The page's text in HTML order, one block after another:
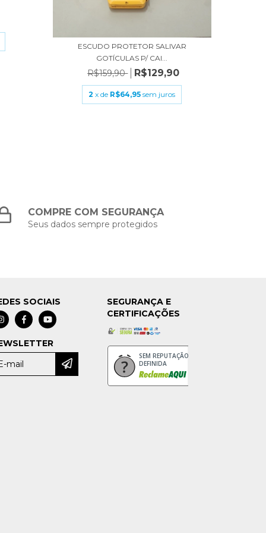
ESCUDO PROTETOR SALIVAR
GOTÍCULAS P/ CAI...
R$159,90 R$129,90
2 x de R$64,95 sem juros
COMPRE COM SEGURANÇA
Seus dados sempre protegidos
SOCIAIS
SEGURANÇA E
CERTIFICAÇÕES
SEM REPUTAÇÃO
DEFINIDA